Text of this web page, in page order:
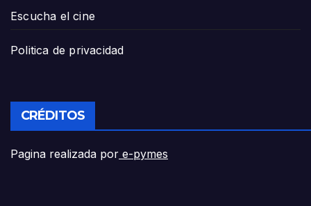
Escucha el cine
Politica de privacidad
CRÉDITOS
Pagina realizada por e-pymes